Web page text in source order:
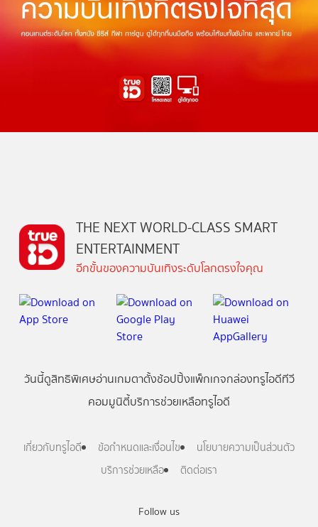
Follow us
THE NEXT WORLD-CLASS SMART
ENTERTAINMENT
อีกขั้นของความบันเทิงระดับโลกตรงใจคุณ
วันนี้ดูสิทธิพิเศษอ่านเกมตาตั้งช้อปปิ้งแพ็กเกจกล่องทรูไอดีทีวี
คอมมูนิตี้บริการช่วยเหลือทรูไอดี
เกี่ยวกับทรูไอดี ข้อกำหนดและเงื่อนไข
นโยบายความเป็นส่วนตัว
บริการช่วยเหลือ
ติดต่อเรา